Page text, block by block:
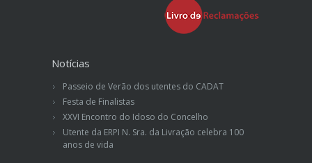
Notícias
Passeio de Verão dos utentes do CADAT
Festa de Finalistas
XXVI Encontro do Idoso do Concelho
Utente da ERPI N. Sra. da Livração celebra 100
anos de vida